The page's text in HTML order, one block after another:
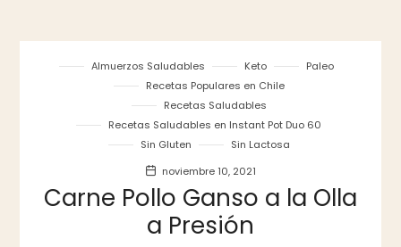
Almuerzos Saludables Keto
Paleo
Recetas Populares en Chile
Recetas Saludables
Recetas Saludables en Instant Pot Duo 60
Sin Gluten
Sin Lactosa
noviembre 10, 2021
Carne Pollo Ganso a la Olla
a Presión